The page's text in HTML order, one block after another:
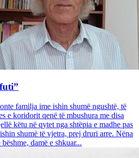
familja ime ishin shumë ngushtë, të
e koridorit qenë të mbushura me disa
këtu në qytet nga shtëpia e madhe pas
shumë të vjetra, prej druri arre. Nëna
damë e shkuar...